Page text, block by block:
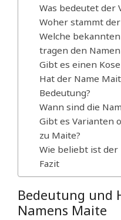
Was bedeutet der
Woher stammt
Welche
tragen den
Gibt es einen
Hat der Name
Bedeutung?
Wann sind die
Gibt es Varianten
zu Maite?
Wie beliebt ist der
Fazit
Bedeutung und
Namens Maite